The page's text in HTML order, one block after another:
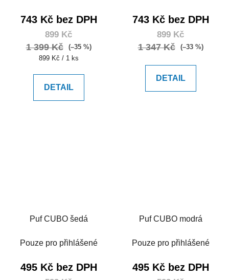
743 Kč bez DPH
899 Kč
1 399 Kč
(–35 %)
Měrná
899 Kč / 1 ks
DETAIL
743 Kč bez DPH
899 Kč
1 347 Kč (–33 %)
DETAIL
Puf CUBO šedá
Pouze pro přihlášené
495 Kč bez DPH
Puf CUBO modrá
Pouze pro přihlášené
495 Kč bez DPH